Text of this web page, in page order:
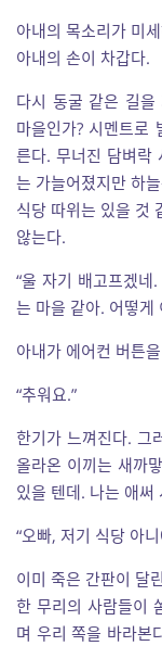
아내의 목소리가 미
아내의 손이 차갑다.
다시 동굴 같은 길
마을인가? 시멘트로
른다. 무너진 담벼락
는 가늘어졌지만 하
식당 따위는 있을 것
않는다.
“울 자기 배고프겠
는 마을 같아. 어떻게
아내가 에어컨 버튼
“추워요.”
한기가 느껴진다. 그
올라온 이끼는 새까
있을 텐데. 나는 애써
“오빠, 저기 식당 아니
이미 죽은 간판이 달
한 무리의 사람들이
며 우리 쪽을 바라본